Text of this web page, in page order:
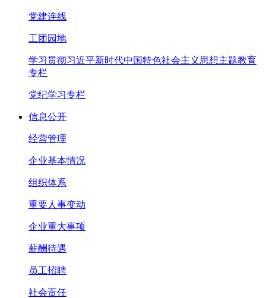
党建连线
工团园地
学习贯彻习近平新时代中国特色社会主义思想主题教育
专栏
党纪学习专栏
信息公开
经营管理
企业基本情况
组织体系
重要人事变动
企业重大事项
薪酬待遇
员工招聘
社会责任